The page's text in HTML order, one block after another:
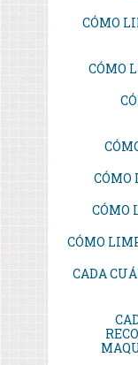
CÓMO
CÓMO
CÓMO
CÓMO
CÓMO
CADA